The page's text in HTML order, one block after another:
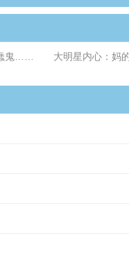
蠢鬼…… 大明星内心：妈